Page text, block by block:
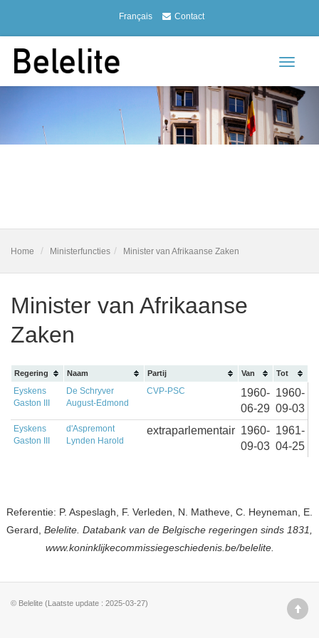
Français Contact
Toggle
Home Ministerfuncties Minister van Afrikaanse Zaken
Minister van Afrikaanse
Zaken
Regering Naam Partij Van Tot
Eyskens
Gaston III
De Schryver
August-Edmond
CVP-PSC
1960-
06-29
1960-
09-03
Eyskens
Gaston III
d'Aspremont
Lynden Harold
extraparlementair 1960-
09-03
1961-
04-25
Referentie: P. Aspeslagh, F. Verleden, N. Matheve, C. Heyneman, E.
Gerard, Belelite. Databank van de Belgische regeringen sinds 1831,
www.koninklijkecommissiegeschiedenis.be/belelite.
© Belelite (Laatste update : 2025-03-27)